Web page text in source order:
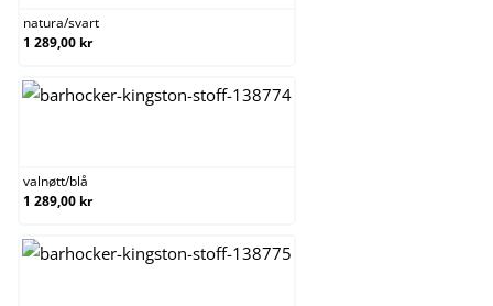
natura/svart
1 289,00 kr
valnøtt/blå
1 289,00 kr